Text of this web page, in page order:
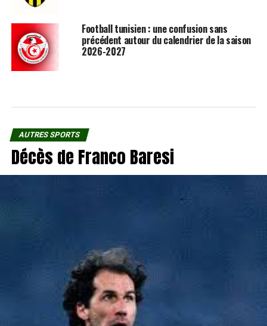
Football tunisien : une confusion sans
précédent autour du calendrier de la saison
2026-2027
AUTRES SPORTS
Décès de Franco Baresi